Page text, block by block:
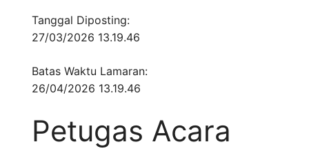
Tanggal Diposting:
27/03/2026 13.19.46
Batas Waktu Lamaran:
26/04/2026 13.19.46
Petugas Acara